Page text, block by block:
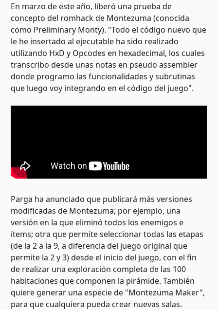
En marzo de este año, liberó una prueba de
concepto del romhack de Montezuma (conocida
como Preliminary Monty). "Todo el código nuevo que
le he insertado al ejecutable ha sido realizado
utilizando HxD y Opcodes en hexadecimal, los cuales
transcribo desde unas notas en pseudo assembler
donde programo las funcionalidades y subrutinas
que luego voy integrando en el código del juego".
Parga ha anunciado que publicará más versiones
modificadas de Montezuma; por ejemplo, una
versión en la que eliminó todos los enemigos e
ítems; otra que permite seleccionar todas las etapas
(de la 2 a la 9, a diferencia del juego original que
permite la 2 y 3) desde el inicio del juego, con el fin
de realizar una exploración completa de las 100
habitaciones que componen la pirámide. También
quiere generar una especie de "Montezuma Maker",
para que cualquiera pueda crear nuevas salas.